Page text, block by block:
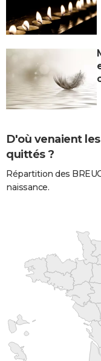
D'où venaient
quittés ?
Répartition des
naissance.